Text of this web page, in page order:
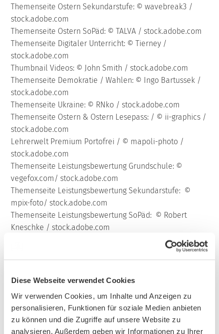
Diese Webseite verwendet Cookies
Wir verwenden Cookies, um Inhalte und Anzeigen zu
personalisieren, Funktionen für soziale Medien anbieten
zu können und die Zugriffe auf unsere Website zu
analysieren. Außerdem geben wir Informationen zu Ihrer
Themenseite Ostern Sekundarstufe: © wavebreak3 /
stock.adobe.com
Themenseite Ostern SoPäd: © TALVA / stock.adobe.com
Themenseite Digitaler Unterricht: © Tierney /
stock.adobe.com
Thumbnail Videos: © John Smith / stock.adobe.com
Themenseite Demokratie / Wahlen: © Ingo Bartussek /
stock.adobe.com
Themenseite Ukraine: © RNko / stock.adobe.com
Themenseite Ostern & Ostern Lesepass: / © ii-graphics /
stock.adobe.com
Lehrerwelt Premium Portofrei / © mapoli-photo /
stock.adobe.com
Themenseite Leistungsbewertung Grundschule: ©
vegefox.com/ stock.adobe.com
Themenseite Leistungsbewertung Sekundarstufe: ©
mpix-foto/ stock.adobe.com
Themenseite Leistungsbewertung SoPäd: © Robert
Kneschke / stock.adobe.com
Themenseite Spielen Sekundarstufe: © Mitch /
stock.adobe.com
10JahreLehrerbüro © Pixel-Shot /stock.adobe.com
10JahreLehrerbüro © blackboxguild /stock.adobe.com
10JahreLehrerbüro © eyetronic /stock.adobe.com